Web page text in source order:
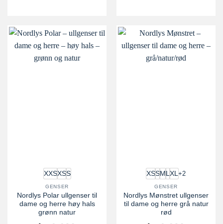
XXSXSS
GENSER
Nordlys Polar ullgenser til
dame og herre høy hals
grønn natur
XSS M LXL+2
GENSER
Nordlys Mønstret ullgenser
til dame og herre grå natur
rød